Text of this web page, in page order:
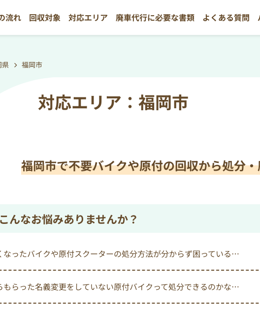
流れ 回収対象 対応エリア 廃車代行に必要な書類 よくある質問
県 福岡市
対応エリア：福岡市
福岡市で不要バイクや原付の回収から処分
こんなお悩みありませんか？
なったバイクや原付スクーターの処分方法が分からず困っている…
もらった名義変更をしていない原付バイクって処分できるのかな…